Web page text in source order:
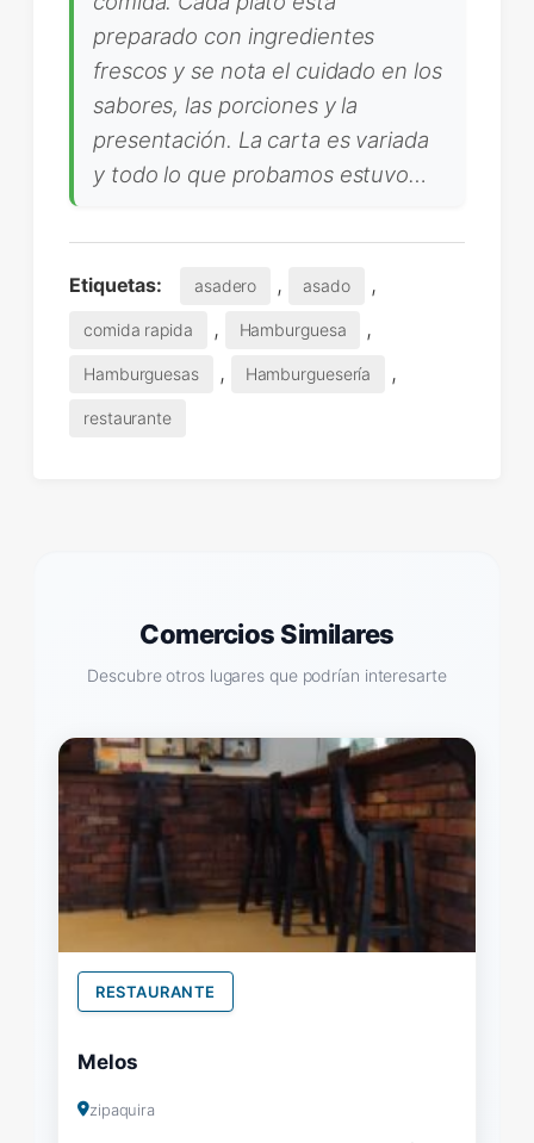
preparado con ingredientes
frescos y se nota el cuidado en los
sabores, las porciones y la
presentación. La carta es variada
y todo lo que probamos estuvo…
Etiquetas: asadero , asado ,
comida rapida , Hamburguesa ,
Hamburguesas , Hamburguesería ,
restaurante
Comercios Similares
Descubre otros lugares que podrían interesarte
RESTAURANTE
Melos
zipaquira